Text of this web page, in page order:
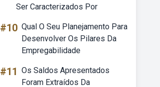
Ser Caracterizados Por
#10 Qual O Seu Planejamento Para
Desenvolver Os Pilares Da
Empregabilidade
#11 Os Saldos Apresentados
Foram Extraídos Da